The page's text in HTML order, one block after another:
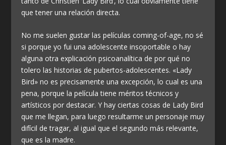
que tener una relación directa.
No me suelen gustar las películas coming-of-age, no sé
si porque yo fui una adolescente insoportable o hay
alguna otra explicación psicoanalítica de por qué no
tolero las historias de pubertos-adolescentes. «Lady
Bird» no es precisamente una excepción, lo cual es una
pena, porque la película tiene méritos técnicos y
artísticos por destacar. Y hay ciertas cosas de Lady Bird
que me llegan, para luego resultarme un personaje muy
difícil de tragar, al igual que el segundo más relevante,
que es la madre.